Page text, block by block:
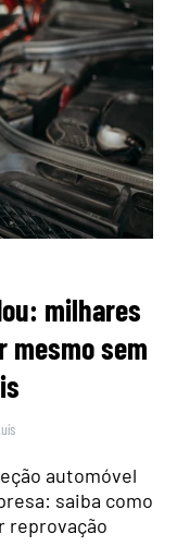
milhares
mesmo sem
automóvel
saiba como
reprovação